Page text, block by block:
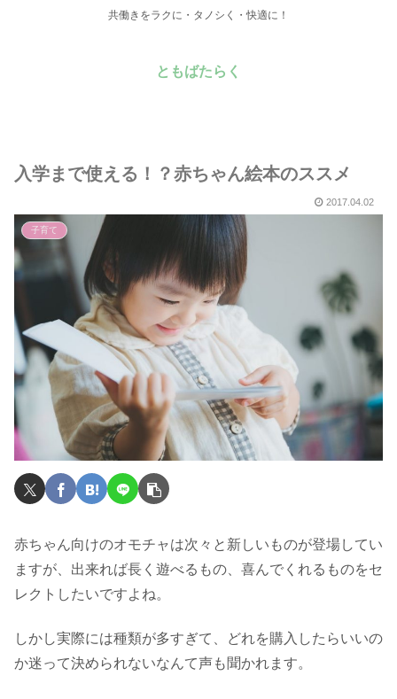
共働きをラクに・タノシく・快適に！
ともばたらく
入学まで使える！？赤ちゃん絵本のススメ
2017.04.02
子育て
赤ちゃん向けのオモチャは次々と新しいものが登場してい
ますが、出来れば長く遊べるもの、喜んでくれるものをセ
レクトしたいですよね。
しかし実際には種類が多すぎて、どれを購入したらいいの
か迷って決められないなんて声も聞かれます。